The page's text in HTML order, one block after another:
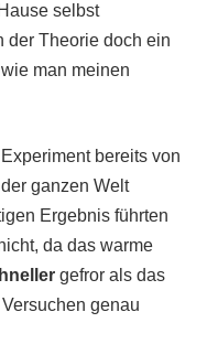
selbst
der Theorie doch ein
man meinen
bereits von
ganzen Welt
Ergebnis führten
da das warme
gefror als das
genau